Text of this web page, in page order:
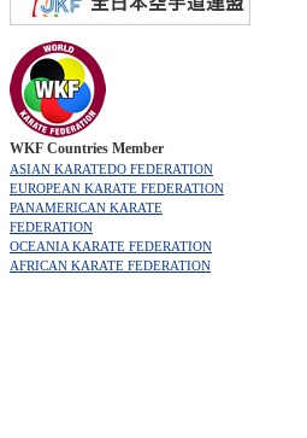
WKF Countries Member
ASIAN KARATEDO FEDERATION
EUROPEAN KARATE FEDERATION
PANAMERICAN KARATE
FEDERATION
OCEANIA KARATE FEDERATION
AFRICAN KARATE FEDERATION